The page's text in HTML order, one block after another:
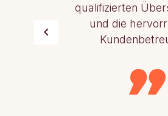
qualifizierten
und die